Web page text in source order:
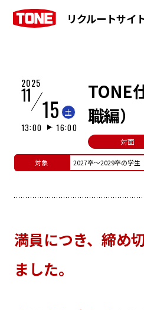
リクルートサイ
2025
11 15 土
13:00 16:00
対面
TONE
職編）
対象 2027卒～2029卒の学生
満員につき、締め
ました。